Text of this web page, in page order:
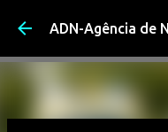
Avançar
ADN-Agência de